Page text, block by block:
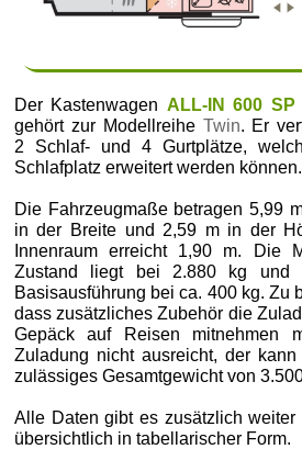
Der Kastenwagen ALL-IN 600 SP
gehört zur Modellreihe Twin. Er
2 Schlaf- und 4 Gurtplätze,
Schlafplatz erweitert werden können.
Die Fahrzeugmaße betragen 5,99
in der Breite und 2,59 m in der
Innenraum erreicht 1,90 m. Die
Zustand liegt bei 2.880 kg und
Basisausführung bei ca. 400 kg. Zu
dass zusätzliches Zubehör die
Gepäck auf Reisen mitnehmen
Zuladung nicht ausreicht, der
zulässiges Gesamtgewicht von
Alle Daten gibt es zusätzlich
übersichtlich in tabellarischer Form.